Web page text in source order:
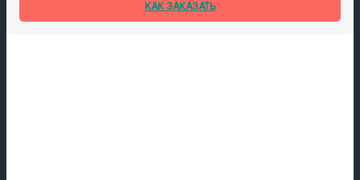
КАК ЗАКАЗАТЬ